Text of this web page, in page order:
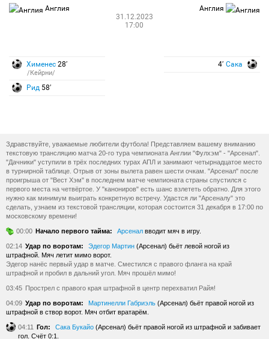
Англия
31.12.2023
17:00
Англия
Хименес 28′
/Кейрни/
Рид 58′
4′ Сака
Здравствуйте, уважаемые любители футбола! Представляем вашему вниманию
текстовую трансляцию матча 20-го тура чемпионата Англии "Фулхэм" - "Арсенал".
"Дачники" уступили в трёх последних турах АПЛ и занимают четырнадцатое место
в турнирной таблице. Отрыв от зоны вылета равен шести очкам. "Арсенал" после
проигрыша от "Вест Хэм" в последнем матче чемпионата страны спустился с
первого места на четвёртое. У "канониров" есть шанс взлететь обратно. Для этого
нужно как минимум выиграть конкретную встречу. Удастся ли "Арсеналу" это
сделать, узнаем из текстовой трансляции, которая состоится 31 декабря в 17:00 по
московскому времени!
00:00 Начало первого тайма: Арсенал вводит мяч в игру.
02:14 Удар по воротам: Эдегор Мартин (Арсенал) бьёт левой ногой из
штрафной. Мяч летит мимо ворот.
Эдегор нанёс первый удар в матче. Сместился с правого фланга на край
штрафной и пробил в дальний угол. Мяч прошёл мимо!
03:45 Прострел с правого края штрафной в центр перехватил Райя!
04:09 Удар по воротам: Мартинелли Габриэль (Арсенал) бьёт правой ногой из
штрафной в створ ворот. Мяч отбит вратарём.
04:11 Гол: Сака Букайо (Арсенал) бьёт правой ногой из штрафной и забивает
гол. Счёт 0:1.